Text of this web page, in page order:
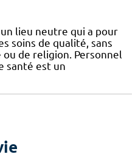
lieu neutre qui a pour
soins de qualité, sans
de religion. Personnel
santé est un